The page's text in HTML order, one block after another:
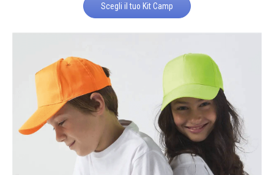
Scegli il tuo Kit Camp